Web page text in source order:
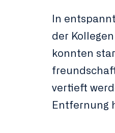
In
der
konnten
vertieft
Entfernung